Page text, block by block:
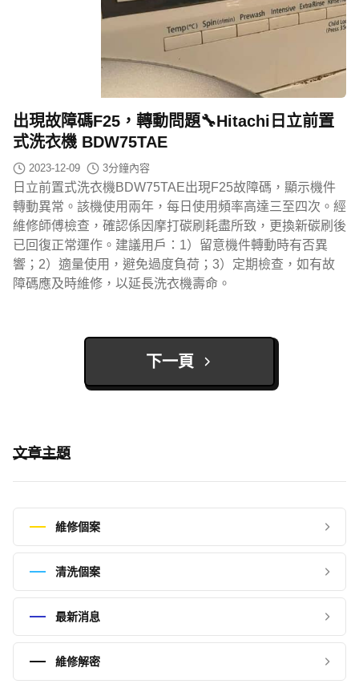
出現故障碼F25，轉動問題🔧Hitachi日立前置
式洗衣機 BDW75TAE
2023-12-09 3分鐘內容
日立前置式洗衣機BDW75TAE出現F25故障碼，顯示機件
轉動異常。該機使用兩年，每日使用頻率高達三至四次。經
維修師傅檢查，確認係因摩打碳刷耗盡所致，更換新碳刷後
已回復正常運作。建議用戶：1）留意機件轉動時有否異
響；2）適量使用，避免過度負荷；3）定期檢查，如有故
障碼應及時維修，以延長洗衣機壽命。
下一頁
文章主題
維修個案
清洗個案
最新消息
維修解密